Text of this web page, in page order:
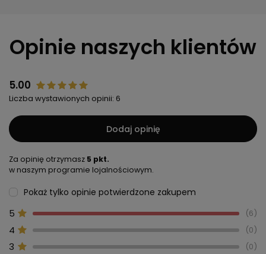
Opinie naszych klientów
5.00
Liczba wystawionych opinii: 6
Dodaj opinię
Za opinię otrzymasz 5 pkt.
w naszym programie lojalnościowym.
Pokaż tylko opinie potwierdzone zakupem
5 6
4 0
3 0